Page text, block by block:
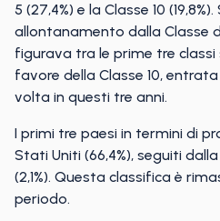
5 (27,4%) e la Classe 10
allontanamento dalla Classe
figurava tra le prime tre classi
favore della Classe 10,
volta in questi tre anni.
I primi tre paesi in termini di
Stati Uniti (66,4%), seguiti
(2,1%). Questa classifica è
periodo.